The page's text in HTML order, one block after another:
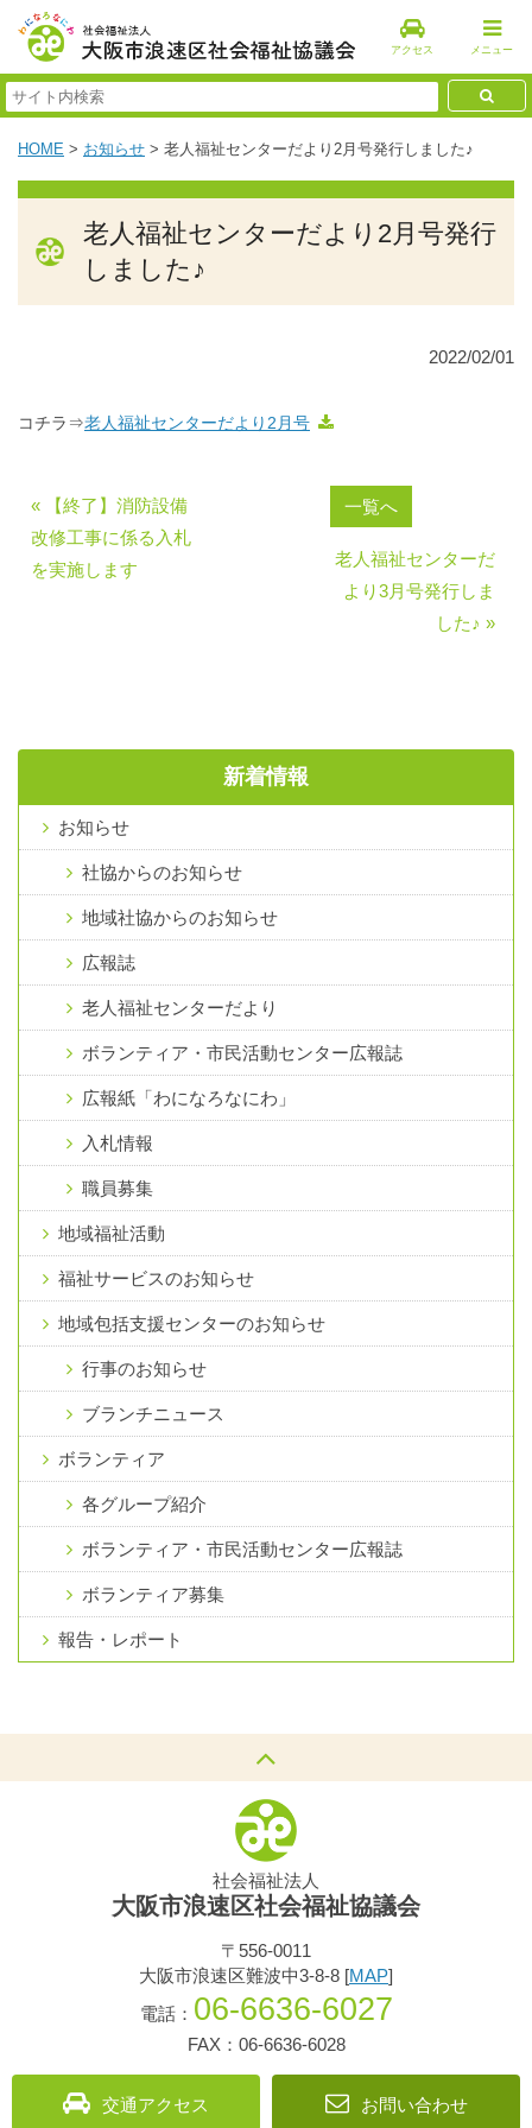
アクセス メニュー
HOME > お知らせ > 老人福祉センターだより2月号発行しました♪
老人福祉センターだより2月号発行
しました♪
2022/02/01
コチラ⇒老人福祉センターだより2月号
« 【終了】消防設備
改修工事に係る入札
を実施します
一覧へ
老人福祉センターだ
より3月号発行しま
した♪ »
新着情報
お知らせ
社協からのお知らせ
地域社協からのお知らせ
広報誌
老人福祉センターだより
ボランティア・市民活動センター広報誌
広報紙「わになろなにわ」
入札情報
職員募集
地域福祉活動
福祉サービスのお知らせ
地域包括支援センターのお知らせ
行事のお知らせ
ブランチニュース
ボランティア
各グループ紹介
ボランティア・市民活動センター広報誌
ボランティア募集
報告・レポート
社会福祉法人
大阪市浪速区社会福祉協議会
〒556-0011
大阪市浪速区難波中3-8-8 [MAP]
電話： 06-6636-6027
FAX：06-6636-6028
交通アクセス お問い合わせ